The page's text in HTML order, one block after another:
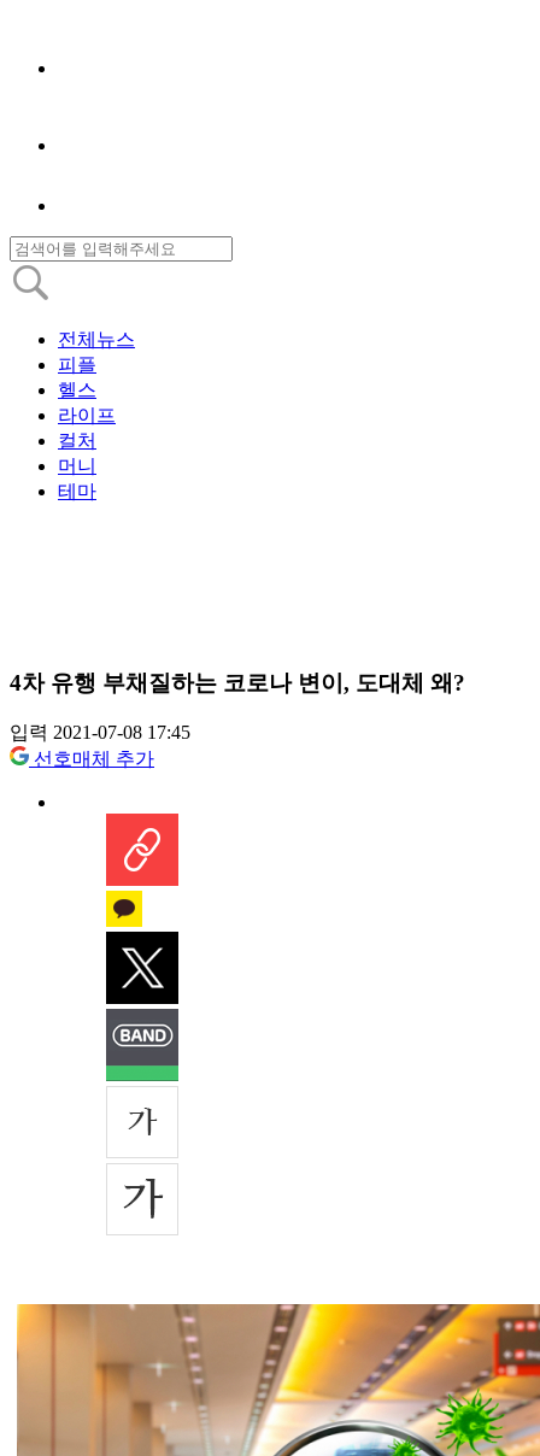
전체뉴스
피플
헬스
라이프
컬처
머니
테마
4차 유행 부채질하는 코로나 변이, 도대체 왜?
입력 2021-07-08 17:45
선호매체 추가